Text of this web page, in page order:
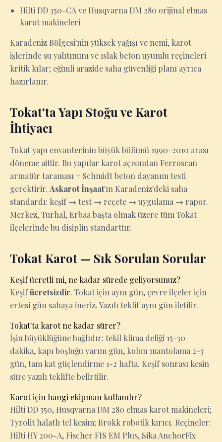
Hilti DD 350-CA ve Husqvarna DM 280 orijinal elmas
karot makineleri
Karadeniz Bölgesi'nin yüksek yağışı ve nemi, karot
işlerinde su yalıtımını ve ıslak beton uyumlu reçineleri
kritik kılar; eğimli arazide saha güvenliği planı ayrıca
hazırlanır.
Tokat'ta Yapı Stoğu ve Karot
İhtiyacı
Tokat yapı envanterinin büyük bölümü 1990-2010 arası
döneme aittir. Bu yapılar karot açısından Ferroscan
armatür taraması + Schmidt beton dayanım testi
gerektirir. Askarot İnşaat'ın Karadeniz'deki saha
standardı: keşif → test → reçete → uygulama → rapor.
Merkez, Turhal, Erbaa başta olmak üzere tüm Tokat
ilçelerinde bu disiplin standarttır.
Tokat Karot — Sık Sorulan Sorular
Keşif ücretli mi, ne kadar sürede geliyorsunuz?
Keşifücretsizdir. Tokat için aynı gün, çevre ilçeler için
ertesi gün sahaya ineriz. Yazılı teklif aynı gün iletilir.
Tokat'ta karot ne kadar sürer?
İşin büyüklüğüne bağlıdır: tekil klima deliği 15-30
dakika, kapı boşluğu yarım gün, kolon mantolama 2-3
gün, tam kat güçlendirme 1-2 hafta. Keşif sonrası kesin
süre yazılı teklifte belirtilir.
Karot için hangi ekipman kullanılır?
Hilti DD 350, Husqvarna DM 280 elmas karot makineleri;
Tyrolit halatlı tel kesim; Brokk robotik kırıcı. Reçineler:
Hilti HY 200-A, Fischer FIS EM Plus, Sika AnchorFix